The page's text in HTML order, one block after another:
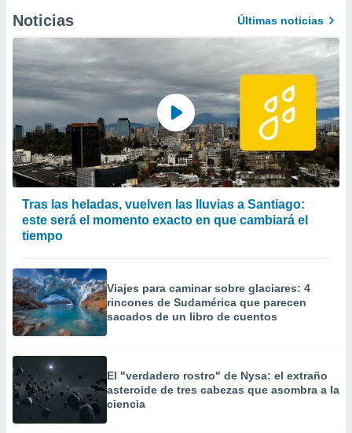
Noticias Últimas noticias
Tras las heladas, vuelven las lluvias a Santiago:
este será el momento exacto en que cambiará el
tiempo
Viajes para caminar sobre glaciares: 4
rincones de Sudamérica que parecen
sacados de un libro de cuentos
El "verdadero rostro" de Nysa: el extraño
asteroide de tres cabezas que asombra a la
ciencia